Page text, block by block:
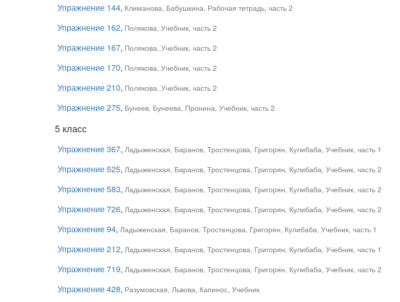
Упражнение 144, Климанова, Бабушкина, Рабочая тетрадь, часть 2
Упражнение 162, Полякова, Учебник, часть 2
Упражнение 167, Полякова, Учебник, часть 2
Упражнение 170, Полякова, Учебник, часть 2
Упражнение 210, Полякова, Учебник, часть 2
Упражнение 275, Бунеев, Бунеева, Пронина, Учебник, часть 2
5 класс
Упражнение 367, Ладыженская, Баранов, Тростенцова, Григорян, Кулибаба, Учебник, часть 1
Упражнение 525, Ладыженская, Баранов, Тростенцова, Григорян, Кулибаба, Учебник, часть 2
Упражнение 583, Ладыженская, Баранов, Тростенцова, Григорян, Кулибаба, Учебник, часть 2
Упражнение 726, Ладыженская, Баранов, Тростенцова, Григорян, Кулибаба, Учебник, часть 2
Упражнение 94, Ладыженская, Баранов, Тростенцова, Григорян, Кулибаба, Учебник, часть 1
Упражнение 212, Ладыженская, Баранов, Тростенцова, Григорян, Кулибаба, Учебник, часть 1
Упражнение 719, Ладыженская, Баранов, Тростенцова, Григорян, Кулибаба, Учебник, часть 2
Упражнение 428, Разумовская, Львова, Капинос, Учебник